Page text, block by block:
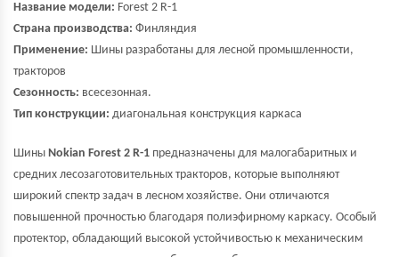
Название модели: Forest 2 R-1
Страна производства: Финляндия
Применение: Шины разработаны для лесной промышленности,
тракторов
Сезонность: всесезонная.
Тип конструкции: диагональная конструкция каркаса
Шины Nokian Forest 2 R-1 предназначены для малогабаритных и
средних лесозаготовительных тракторов, которые выполняют
широкий спектр задач в лесном хозяйстве. Они отличаются
повышенной прочностью благодаря полиэфирному каркасу. Особый
протектор, обладающий высокой устойчивостью к механическим